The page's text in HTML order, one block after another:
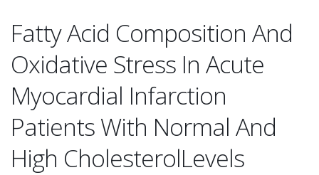
Fatty Acid Composition And
Oxidative Stress In Acute
Myocardial Infarction
Patients With Normal And
High CholesterolLevels